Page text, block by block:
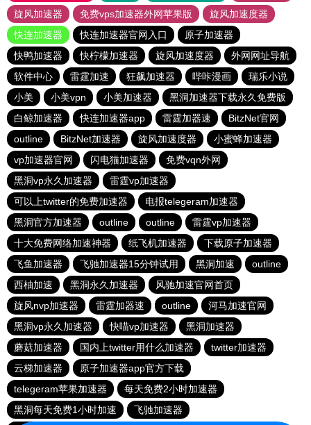
旋风加速器
免费vps加速器外网苹果版
旋风加速度器
快连加速器
快连加速器官网入口
原子加速器
快鸭加速器
快柠檬加速器 旋风加速度器
外网网址导航
软件中心
雷霆加速 狂飙加速器 哔咔漫画
瑞乐小说
小美
小美vpn 小美加速器
黑洞加速器下载永久免费版
白鲸加速器
快连加速器app 雷霆加器速
BitzNet官网
outline
BitzNet加速器 旋风加速度器
小蜜蜂加速器
vp加速器官网
闪电猫加速器
免费vqn外网
黑洞vp永久加速器
雷霆vp加速器
可以上twitter的免费加速器
电报telegeram加速器
黑洞官方加速器
outline outline
雷霆vp加速器
十大免费网络加速神器
纸飞机加速器
下载原子加速器
飞鱼加速器
飞驰加速器15分钟试用 黑洞加速
outline
西柚加速
黑洞永久加速器
风驰加速官网首页
旋风nvp加速器
雷霆加器速 outline
河马加速官网
黑洞vp永久加速器
快喵vp加速器
黑洞加速器
蘑菇加速器
国内上twitter用什么加速器
twitter加速器
云梯加速器
原子加速器app官方下载
telegeram苹果加速器
每天免费2小时加速器
黑洞每天免费1小时加速
飞驰加速器